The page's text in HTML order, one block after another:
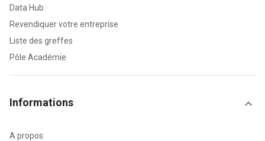
Data Hub
Revendiquer votre entreprise
Liste des greffes
Pôle Académie
Informations
A propos